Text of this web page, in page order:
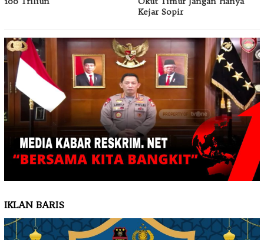
Kejar Sopir
IKLAN BARIS